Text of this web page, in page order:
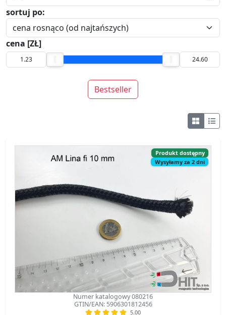
sortuj po:
cena [ZŁ]
Bestseller
Produkt dostępny
Wysyłamy za 2 dni
Numer katalogowy 080216
GTIN/EAN: 5906301812456
5.00